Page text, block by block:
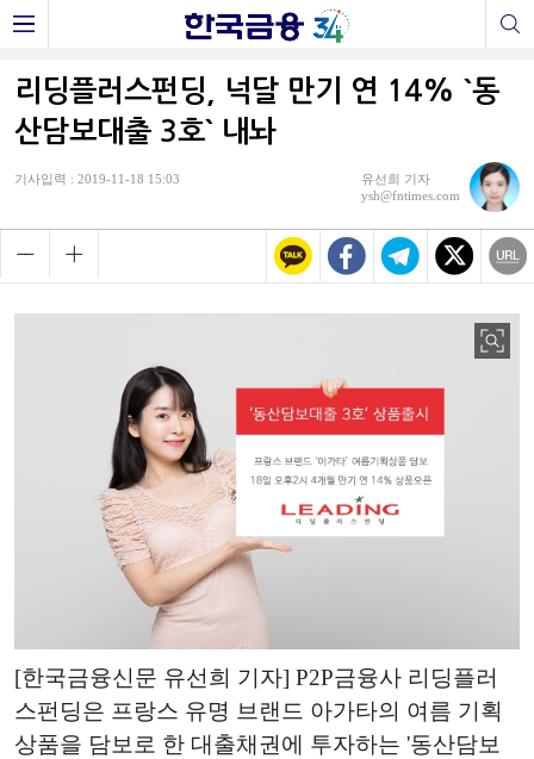
리딩플러스펀딩, 넉달 만기 연 14% `동
산담보대출 3호` 내놔
기사입력 : 2019-11-18 15:03
유선희 기자
ysh@fntimes.com
[한국금융신문 유선희 기자] P2P금융사 리딩플러
스펀딩은 프랑스 유명 브랜드 아가타의 여름 기획
상품을 담보로 한 대출채권에 투자하는 '동산담보